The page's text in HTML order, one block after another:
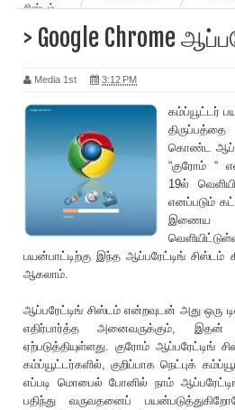
சிஸ்டம்
> Google Chrome
Media 1st 3:12 PM
கம்ப்யூட்டர்
கொண்ட
“குரோம் “
19ல்
எனப்படும்
இணைய
பயன்பாட்டிற்கு இந்த ஆப்பரேட்டிங்
ஆகலாம்.
ஆப்பரேட்டிங் சிஸ்டம் என்றவுடன் அது ஒரு
எதிர்பார்த்த அனைவருக்கும், இதன்
ஏற்படுத்தியுள்ளது. குரோம் ஆப்பரேட்டிங்
கம்ப்யூட்டர்களில், குறிப்பாக நெட்புக்
எப்படி மொபைல் போனில் நாம்
பதிந்து வருவதனைப்